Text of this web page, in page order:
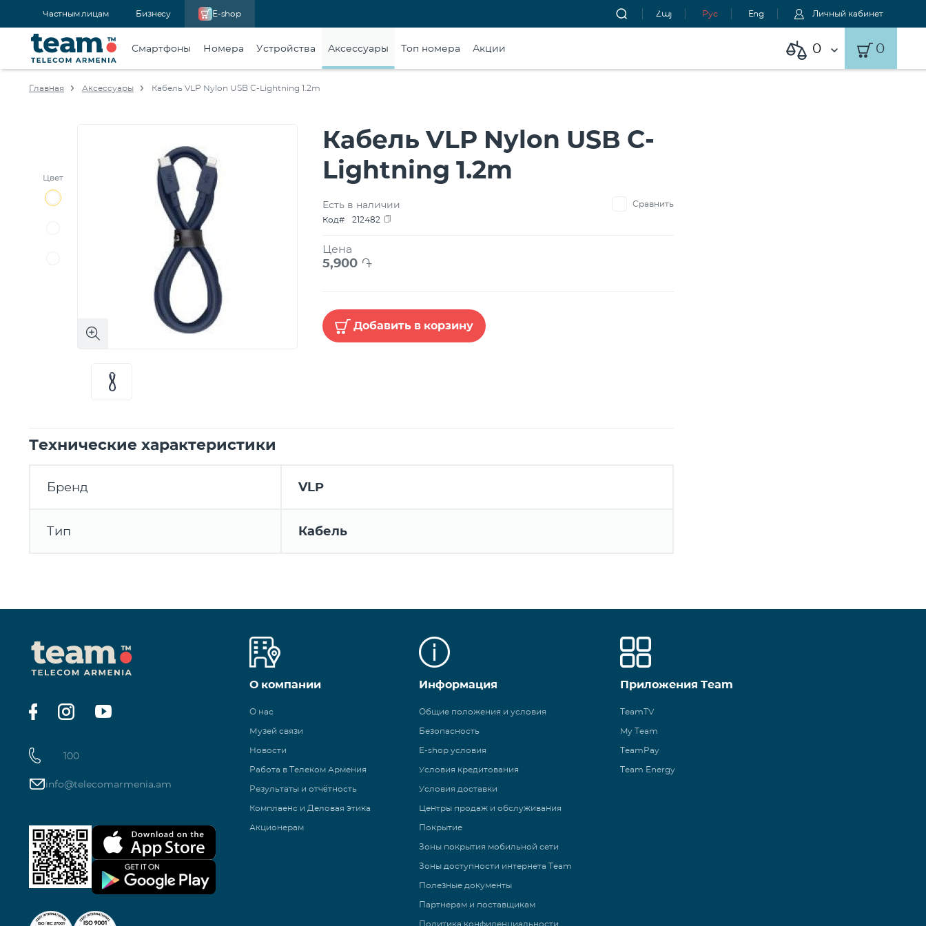
Частным лицам Бизнесу E-shop Հայ Рус Eng Личный кабинет
Смартфоны Номера Устройства Аксессуары Топ номера Акции 0 0
Главная Аксессуары Кабель VLP Nylon USB C-Lightning 1.2m
Цвет
Кабель VLP Nylon USB C-
Lightning 1.2m
Есть в наличии
Сравнить
Код#
212482
Цена
5,900 ֏
Добавить в корзину
Технические характеристики
Бренд VLP
Тип Кабель
100
info@telecomarmenia.am
О компании
О нас
Музей связи
Новости
Работа в Телеком Армения
Результаты и отчётность
Комплаенс и Деловая этика
Акционерам
Информация
Общие положения и условия
Безопасность
E-shop условия
Условия кредитования
Условия доставки
Центры продаж и обслуживания
Покрытие
Зоны покрытия мобильной сети
Зоны доступности интернета Team
Полезные документы
Партнерам и поставщикам
Политика конфиденциальности
Приложения Team
TeamTV
My Team
TeamPay
Team Energy